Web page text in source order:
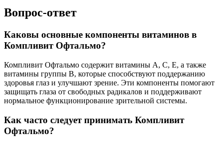
Вопрос-ответ
Каковы основные компоненты витаминов в
Компливит Офтальмо?
Компливит Офтальмо содержит витамины A, C, E, а также
витамины группы B, которые способствуют поддержанию
здоровья глаз и улучшают зрение. Эти компоненты помогают
защищать глаза от свободных радикалов и поддерживают
нормальное функционирование зрительной системы.
Как часто следует принимать Компливит
Офтальмо?